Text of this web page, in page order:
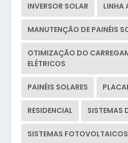
INVERSOR SOLAR LINHA
MANUTENÇÃO DE PAINÉIS
OTIMIZAÇÃO DO
ELÉTRICOS
PAINÉIS SOLARES
RESIDENCIAL SISTEMAS
SISTEMAS FOTOVOLTAICOS